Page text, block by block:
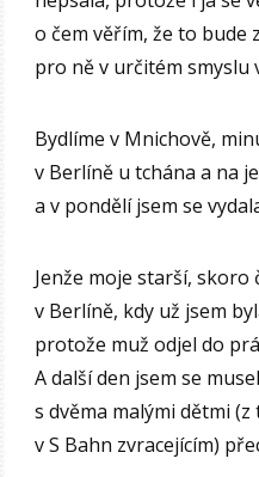
o čem věřím, že to bude
pro ně v určitém smyslu
Bydlíme v Mnichově,
v Berlíně u tchána a na
a v pondělí jsem se
Jenže moje starší,
v Berlíně, kdy už jsem
protože muž odjel do
A další den jsem se
s dvěma malými dětmi
v S Bahn zvracejícím)